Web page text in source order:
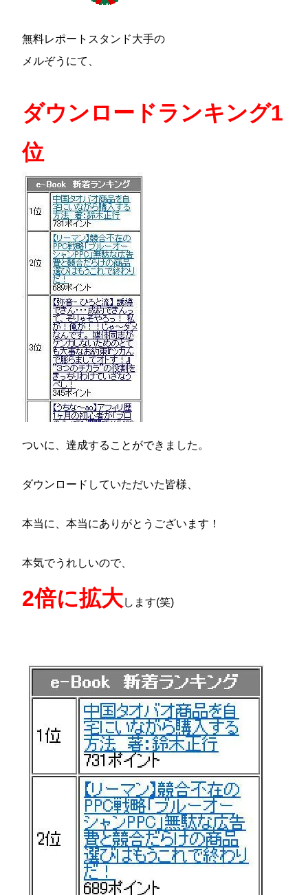
無料レポートスタンド大手の
メルぞうにて、
ダウンロードランキング1
位
ついに、達成することができました。
ダウンロードしていただいた皆様、
本当に、本当にありがとうございます！
本気でうれしいので、
2倍に拡大します(笑)